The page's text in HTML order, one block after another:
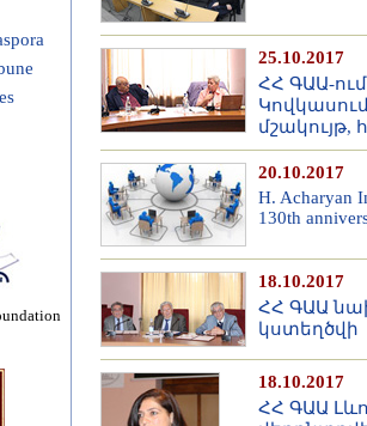
25.10.2017
ՀՀ ԳԱԱ-
մշակույթ,
20.10.2017
H. Acharyan
130th
18.10.2017
ՀՀ ԳԱԱ
կստեղծվի
18.10.2017
ՀՀ ԳԱԱ